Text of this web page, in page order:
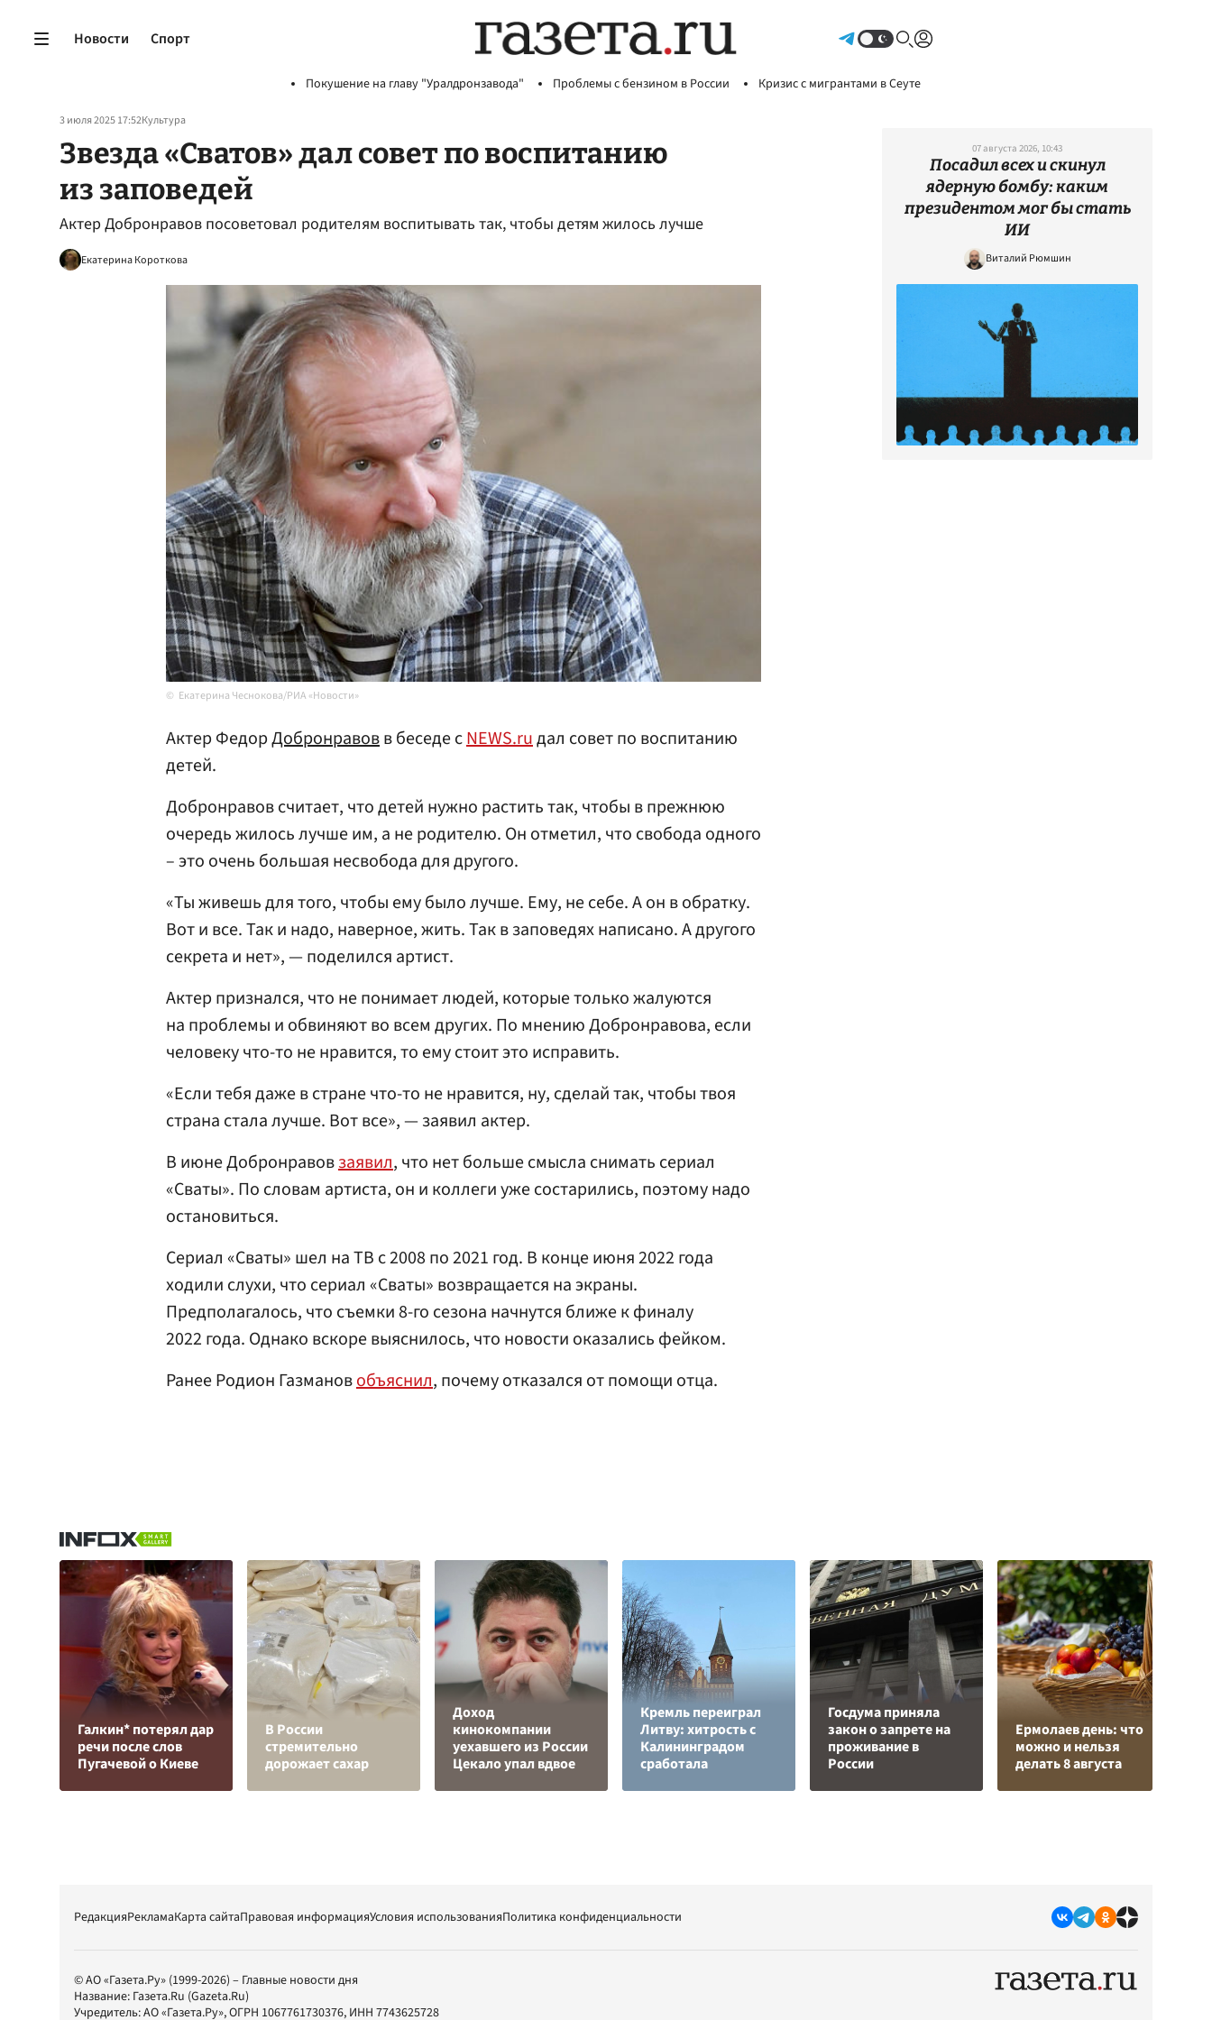
Новости Спорт
Покушение на главу "Уралдронзавода" Проблемы с бензином в России Кризис с мигрантами в Сеуте
3 июля 2025 17:52Культура
Звезда «Сватов» дал совет по воспитанию
из заповедей
Актер Добронравов посоветовал родителям воспитывать так, чтобы детям жилось лучше
Екатерина Короткова
Екатерина Чеснокова/РИА «Новости»
Актер ФедорДобронравовв беседе сNEWS.ruдал совет по воспитанию
детей.
Добронравов считает, что детей нужно растить так, чтобы в прежнюю
очередь жилось лучше им, а не родителю. Он отметил, что свобода одного
– это очень большая несвобода для другого.
«Ты живешь для того, чтобы ему было лучше. Ему, не себе. А он в обратку.
Вот и все. Так и надо, наверное, жить. Так в заповедях написано. А другого
секрета и нет», — поделился артист.
Актер признался, что не понимает людей, которые только жалуются
на проблемы и обвиняют во всем других. По мнению Добронравова, если
человеку что-то не нравится, то ему стоит это исправить.
«Если тебя даже в стране что-то не нравится, ну, сделай так, чтобы твоя
страна стала лучше. Вот все», — заявил актер.
В июне Добронравовзаявил, что нет больше смысла снимать сериал
«Сваты». По словам артиста, он и коллеги уже состарились, поэтому надо
остановиться.
Сериал «Сваты» шел на ТВ с 2008 по 2021 год. В конце июня 2022 года
ходили слухи, что сериал «Сваты» возвращается на экраны.
Предполагалось, что съемки 8-го сезона начнутся ближе к финалу
2022 года. Однако вскоре выяснилось, что новости оказались фейком.
Ранее Родион Газмановобъяснил, почему отказался от помощи отца.
07 августа 2026, 10:43
Посадил всех и скинул
ядерную бомбу: каким
президентом мог бы стать
ИИ
Виталий Рюмшин
Галкин* потерял дар
речи после слов
Пугачевой о Киеве
В России
стремительно
дорожает сахар
Доход
кинокомпании
уехавшего из России
Цекало упал вдвое
Кремль переиграл
Литву: хитрость с
Калининградом
сработала
Госдума приняла
закон о запрете на
проживание в
России
Ермолаев день: что
можно и нельзя
делать 8 августа
РедакцияРекламаКарта сайтаПравовая информацияУсловия использованияПолитика конфиденциальности
© АО «Газета.Ру» (1999-2026) – Главные новости дня
Название: Газета.Ru (Gazeta.Ru)
Учредитель:АО «Газета.Ру», ОГРН 1067761730376, ИНН 7743625728